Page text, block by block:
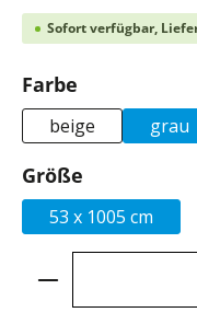
Sofort verfügbar,
Farbe
beige grau
Größe
53 x 1005 cm
Produkt